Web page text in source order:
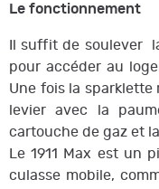
Le fonctionnement
Il suffit de soulever
pour accéder au
Une fois la
levier avec la
cartouche de gaz et
Le 1911 Max est un
culasse mobile,